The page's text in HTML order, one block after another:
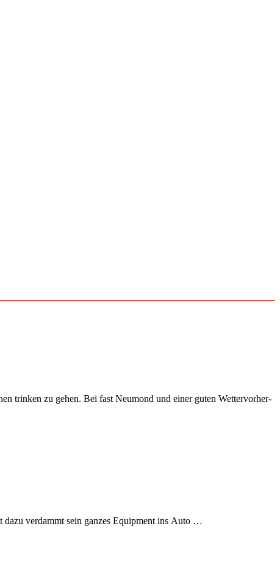
trinken zu gehen. Bei fast Neu­mond und ein­er guten Wet­ter­vorher­
dazu ver­dammt sein ganzes Equip­ment ins Auto …